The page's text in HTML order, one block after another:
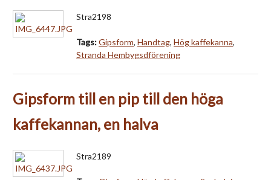
Stra2198
Tags:Gipsform, Handtag, Hög kaffekanna,
Stranda Hembygsdförening
Gipsform till en pip till den höga
kaffekannan, en halva
Stra2189